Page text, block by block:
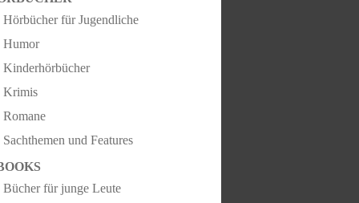
Hörbücher für Jugendliche
Humor
Kinderhörbücher
Krimis
Romane
Sachthemen und Features
Bücher für junge Leute